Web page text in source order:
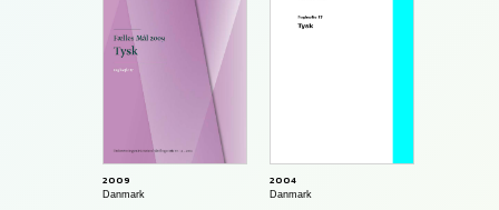
2009
Danmark
2004
Danmark